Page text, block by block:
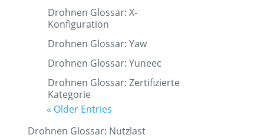
Drohnen Glossar: X-
Konfiguration
Drohnen Glossar: Yaw
Drohnen Glossar: Yuneec
Drohnen Glossar: Zertifizierte
Kategorie
« Older Entries
Drohnen Glossar: Nutzlast